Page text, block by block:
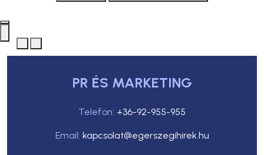
PR ÉS MARKETING
Telefon: +36-92-955-955
Email: kapcsolat@egerszegihirek.hu